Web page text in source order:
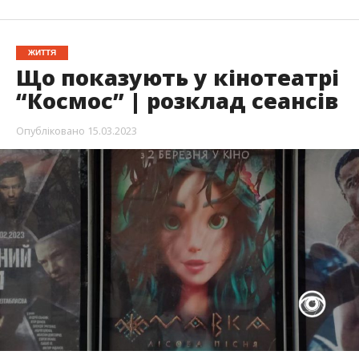
ЖИТТЯ
Що показують у кінотеатрі
“Космос” | розклад сеансів
Опубліковано 15.03.2023